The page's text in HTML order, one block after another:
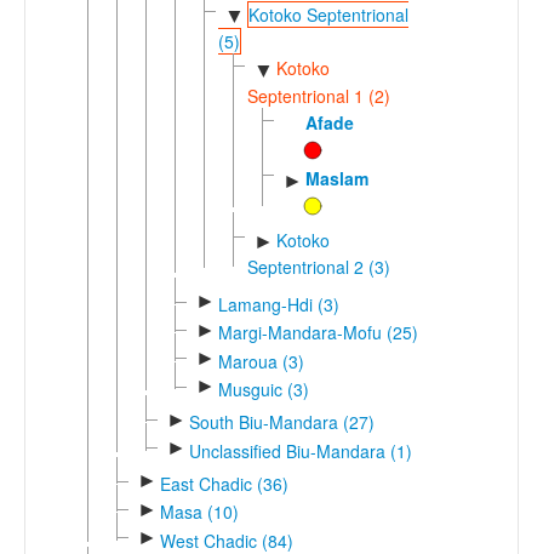
▼ Kotoko Septentrional
(5)
▼ Kotoko
Septentrional 1 (2)
Afade
► Maslam
► Kotoko
Septentrional 2 (3)
► Lamang-Hdi (3)
► Margi-Mandara-Mofu (25)
► Maroua (3)
► Musguic (3)
► South Biu-Mandara (27)
► Unclassified Biu-Mandara (1)
► East Chadic (36)
► Masa (10)
► West Chadic (84)